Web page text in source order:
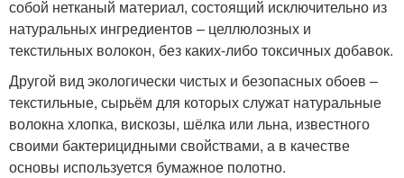
собой нетканый материал, состоящий исключительно из
натуральных ингредиентов – целлюлозных и
текстильных волокон, без каких-либо токсичных добавок.
Другой вид экологически чистых и безопасных обоев –
текстильные, сырьём для которых служат натуральные
волокна хлопка, вискозы, шёлка или льна, известного
своими бактерицидными свойствами, а в качестве
основы используется бумажное полотно.